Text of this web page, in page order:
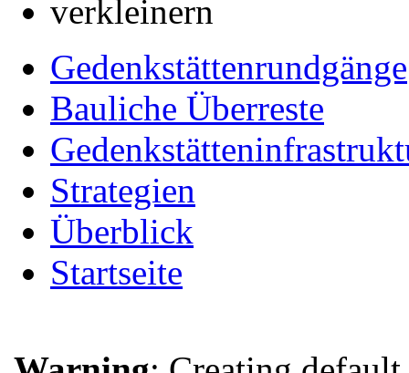
Gedenkstättenrundgänge
Bauliche Überreste
Strategien
Überblick
Startseite